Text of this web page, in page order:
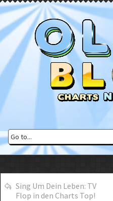
Sing Um Dein Leben: TV
Flop in den Charts Top!